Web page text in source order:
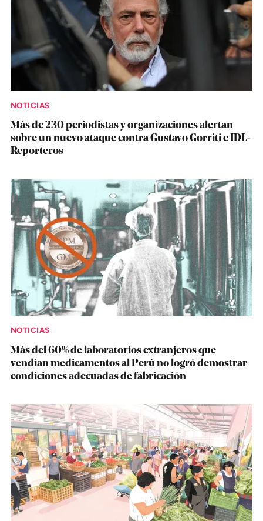
NOTICIAS
Más de 230 periodistas y organizaciones alertan
sobre un nuevo ataque contra Gustavo Gorriti e IDL-
Reporteros
NOTICIAS
Más del 60% de laboratorios extranjeros que
vendían medicamentos al Perú no logró demostrar
condiciones adecuadas de fabricación